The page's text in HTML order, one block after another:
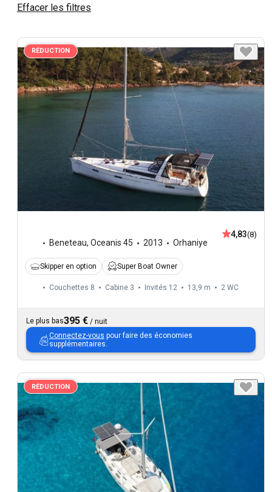
Effacer les filtres
RÉDUCTION
Beneteau, Oceanis 45 2013 Orhaniye
4,83(8)
Skipper en option Super Boat Owner
Couchettes 8 Cabine 3 Invités 12 13,9 m 2 WC
Le plus bas395 € / nuit
Connectez-vous pour faire des économies
supplémentaires.
RÉDUCTION